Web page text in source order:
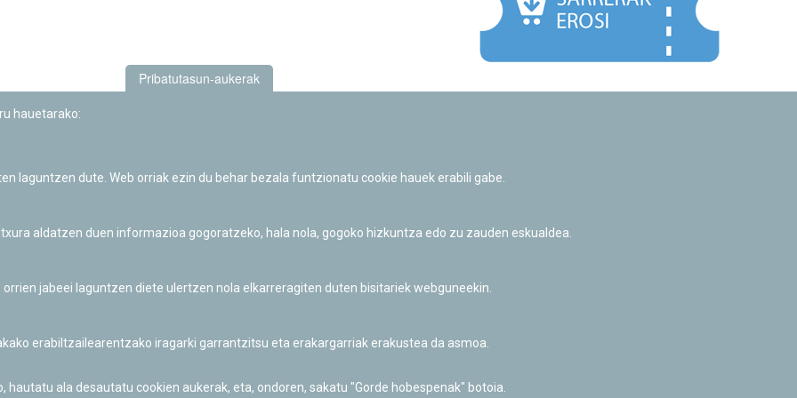
Informazio publikoa eskatzeko baimena
Pribatutasun-aukerak
hauetarako:
laguntzen dute. Web orriak ezin du behar bezala funtzionatu cookie hauek erabili gabe.
aldatzen duen informazioa gogoratzeko, hala nola, gogoko hizkuntza edo zu zauden eskualdea.
jabeei laguntzen diete ulertzen nola elkarreragiten duten bisitariek webguneekin.
erabiltzailearentzako iragarki garrantzitsu eta erakargarriak erakustea da asmoa.
ala desautatu cookien aukerak, eta, ondoren, sakatu "Gorde hobespenak" botoia.